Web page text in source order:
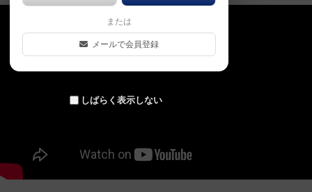
または
メールで会員登録
しばらく表示しない